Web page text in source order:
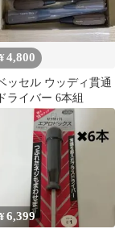
¥4,800
ッセル ウッディ貫通
ドライバー 6本組
¥6,399